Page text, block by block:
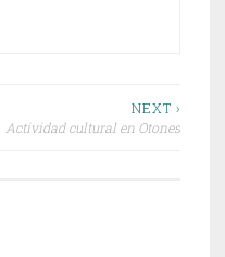
NEXT ›
Actividad cultural en Otones